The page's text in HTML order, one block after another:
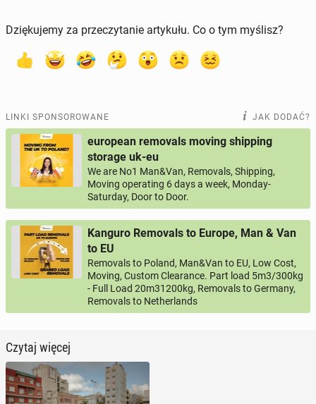
Dziękujemy za przeczytanie artykułu. Co o tym myślisz?
LINKI SPONSOROWANE JAK DODAĆ?
european removals moving shipping
storage uk-eu
We are No1 Man&Van, Removals, Shipping,
Moving operating 6 days a week, Monday-
Saturday, Door to Door.
Kanguro Removals to Europe, Man & Van
to EU
Removals to Poland, Man&Van to EU, Low Cost,
Moving, Custom Clearance. Part load 5m3/300kg
- Full Load 20m31200kg, Removals to Germany,
Removals to Netherlands
Czytaj więcej